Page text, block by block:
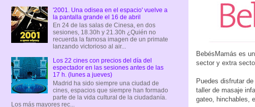
BebésMamás es
sector y extra
Puedes disfrutar
taller de masaje
gateo, hinchables,
'2001. Una odisea en el espacio' vuelve a
la pantalla grande el 16 de abril
En 24 de las salas de Cinesa, en dos
sesiones, 18.30h y 21.30h ¿Quién no
recuerda la famosa imagen de un primate
lanzando victorioso al air...
Los 22 cines con precios del día del
espectador en las sesiones antes de las
17 h. (lunes a jueves)
Madrid ha sido siempre una ciudad de
cines, espacios que siempre han formado
parte de la vida cultural de la ciudadanía.
Los más mayores rec...